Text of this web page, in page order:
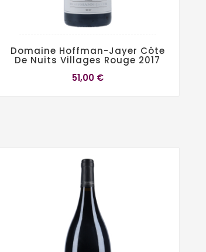
Domaine Hoffman-Jayer Côte
De Nuits Villages Rouge 2017
51,00 €